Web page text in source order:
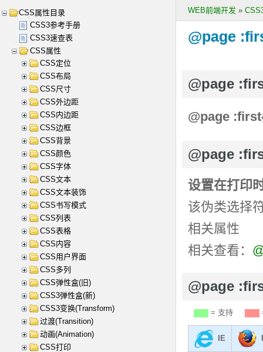
WEB前端开发 »
@page
@page
@page :first
@page
设置在打印
该伪类选择
相关属性
相关查看：
@page
= 支持
IE
CSS属性目录
CSS3参考手册
CSS3速查表
CSS属性
CSS定位
CSS布局
CSS尺寸
CSS外边距
CSS内边距
CSS边框
CSS背景
CSS颜色
CSS字体
CSS文本
CSS文本装饰
CSS书写模式
CSS列表
CSS表格
CSS内容
CSS用户界面
CSS多列
CSS弹性盒(旧)
CSS3弹性盒(新)
CSS3变换(Transform)
过渡(Transition)
动画(Animation)
CSS打印